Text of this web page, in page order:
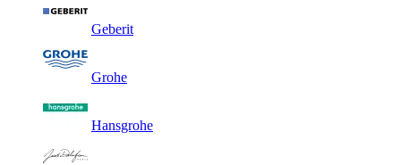
Geberit
Grohe
Hansgrohe